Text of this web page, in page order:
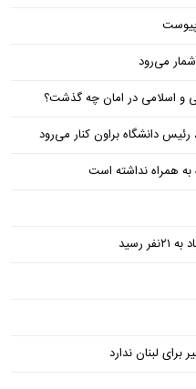
می‌رود
و اسلامی در امان چه گذشت؟
دانشگاه براون کنار می‌رود
به همراه نداشته است
لبنان ندارد